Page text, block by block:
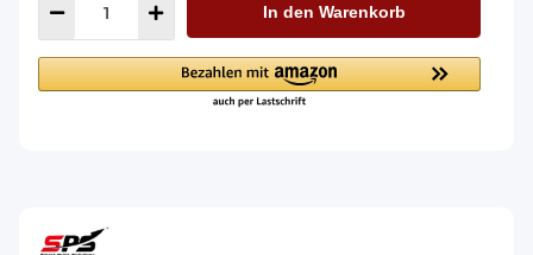
In den Warenkorb